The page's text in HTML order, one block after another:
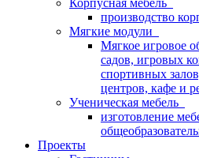
Корпусная мебель
производство
Мягкие модули
Мягкое игровое
садов, игровых
спортивных
центров, кафе и
Ученическая мебель
изготовление
Проекты